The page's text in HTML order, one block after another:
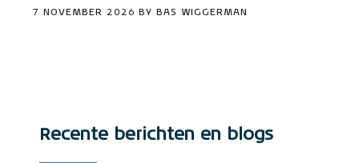
7 NOVEMBER 2026 BY BAS WIGGERMAN
Recente berichten en blogs